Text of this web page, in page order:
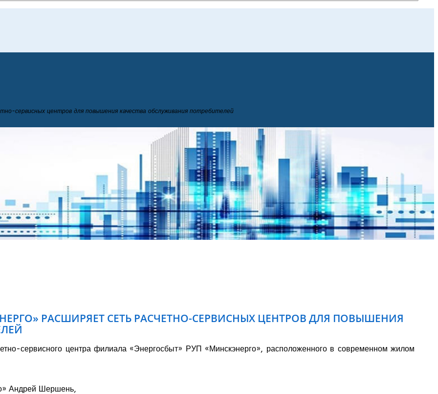
сервисных центров для повышения качества обслуживания потребителей
РАСШИРЯЕТ СЕТЬ РАСЧЕТНО-СЕРВИСНЫХ ЦЕНТРОВ ДЛЯ ПОВЫШЕНИЯ
сервисного центра филиала «Энергосбыт» РУП «Минскэнерго», расположенного в современном жилом
Андрей Шершень,